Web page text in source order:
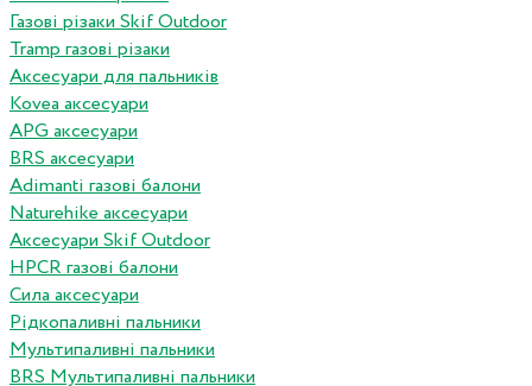
Газові різаки Skif Outdoor
Tramp газові різаки
Аксесуари для пальників
Kovea аксесуари
APG аксесуари
BRS аксесуари
Adimanti газові балони
Naturehike аксесуари
Аксесуари Skif Outdoor
HPCR газові балони
Сила аксесуари
Рідкопаливні пальники
Мультипаливні пальники
BRS Мультипаливні пальники